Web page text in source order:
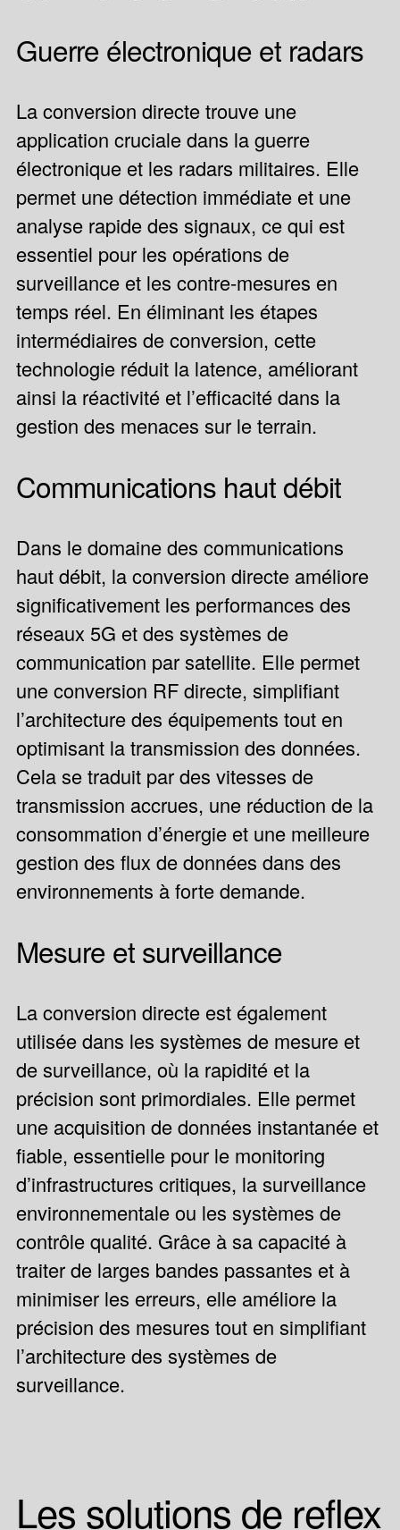
Guerre électronique et radars
La conversion directe trouve une
application cruciale dans la guerre
électronique et les radars militaires. Elle
permet une détection immédiate et une
analyse rapide des signaux, ce qui est
essentiel pour les opérations de
surveillance et les contre-mesures en
temps réel. En éliminant les étapes
intermédiaires de conversion, cette
technologie réduit la latence, améliorant
ainsi la réactivité et l’efficacité dans la
gestion des menaces sur le terrain.
Communications haut débit
Dans le domaine des communications
haut débit, la conversion directe améliore
significativement les performances des
réseaux 5G et des systèmes de
communication par satellite. Elle permet
une conversion RF directe, simplifiant
l’architecture des équipements tout en
optimisant la transmission des données.
Cela se traduit par des vitesses de
transmission accrues, une réduction de la
consommation d’énergie et une meilleure
gestion des flux de données dans des
environnements à forte demande.
Mesure et surveillance
La conversion directe est également
utilisée dans les systèmes de mesure et
de surveillance, où la rapidité et la
précision sont primordiales. Elle permet
une acquisition de données instantanée et
fiable, essentielle pour le monitoring
d’infrastructures critiques, la surveillance
environnementale ou les systèmes de
contrôle qualité. Grâce à sa capacité à
traiter de larges bandes passantes et à
minimiser les erreurs, elle améliore la
précision des mesures tout en simplifiant
l’architecture des systèmes de
surveillance.
Les solutions de reflex